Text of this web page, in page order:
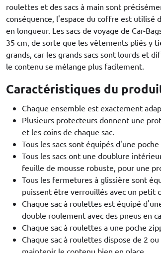
roulettes et des sacs à main sont
conséquence, l'espace du coffre est
en longueur. Les sacs de voyage de Car-
35 cm, de sorte que les vêtements pliés y
grands, car les grands sacs sont lourds et
le contenu se mélange plus facilement.
Caractéristiques du
Chaque ensemble est exactement
Plusieurs protecteurs donnent une
et les coins de chaque sac.
Tous les sacs sont équipés d'une
Tous les sacs ont une doublure
feuille de mousse robuste, pour une
Tous les fermetures à glissière sont
puissent être verrouillés avec un petit
Chaque sac à roulettes est équipé
double roulement avec des pneus en
Chaque sac à roulettes a une poche
Chaque sac à roulettes dispose de 2
maintenir le contenu bien en place.